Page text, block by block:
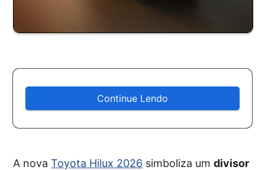
Continue Lendo
A novaToyota Hilux 2026 simboliza umdivisor